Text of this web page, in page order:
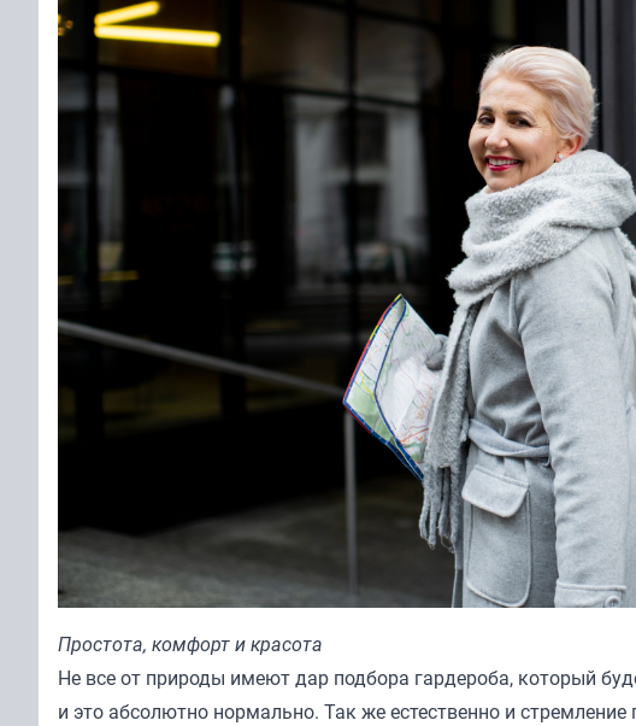
Простота, комфорт и красота
Не все от природы имеют дар подбора гардероба, который
и это абсолютно нормально. Так же естественно и